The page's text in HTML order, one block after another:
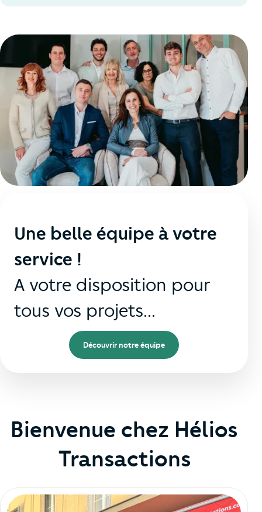
Une belle équipe à votre
service !
A votre disposition pour
tous vos projets...
Découvrir notre équipe
Bienvenue chez Hélios
Transactions